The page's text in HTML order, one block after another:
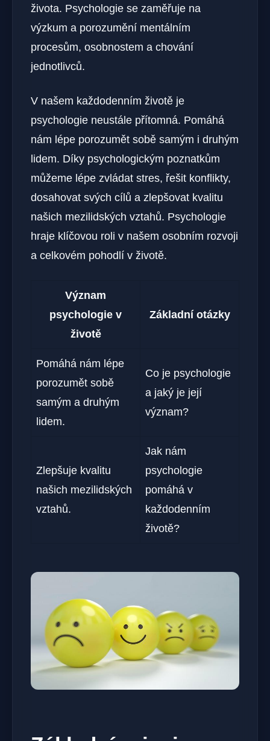
života. Psychologie se zaměřuje na
výzkum a porozumění mentálním
procesům, osobnostem a chování
jednotlivců.
V našem každodenním životě je
psychologie neustále přítomná. Pomáhá
nám lépe porozumět sobě samým i druhým
lidem. Díky psychologickým poznatkům
můžeme lépe zvládat stres, řešit konflikty,
dosahovat svých cílů a zlepšovat kvalitu
našich mezilidských vztahů. Psychologie
hraje klíčovou roli v našem osobním rozvoji
a celkovém pohodlí v životě.
Význam
psychologie v
životě
Základní otázky
Pomáhá nám lépe
porozumět sobě
samým a druhým
lidem.
Co je psychologie
a jaký je její
význam?
Zlepšuje kvalitu
našich mezilidských
vztahů.
Jak nám
psychologie
pomáhá v
každodenním
životě?